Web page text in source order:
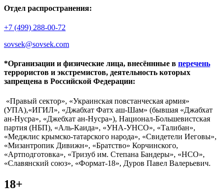
Отдел распространения:
+7 (499) 288-00-72
sovsek@sovsek.com
*Организации и физические лица, внесённные в перечень
террористов и экстремистов, деятельность которых
запрещена в Российской Федерации:
«Правый сектор», «Украинская повстанческая армия»
(УПА),«ИГИЛ», «Джабхат Фатх аш-Шам» (бывшая «Джабхат
ан-Нусра», «Джебхат ан-Нусра»), Национал-Большевистская
партия (НБП), «Аль-Каида», «УНА-УНСО», «Талибан»,
«Меджлис крымско-татарского народа», «Свидетели Иеговы»,
«Мизантропик Дивижн», «Братство» Корчинского,
«Артподготовка», «Тризуб им. Степана Бандеры», «НСО»,
«Славянский союз», «Формат-18», Дуров Павел Валерьевич.
18+